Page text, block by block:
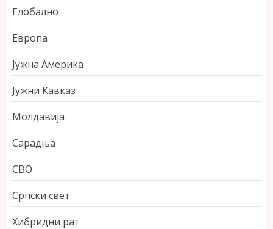
Глобално
Европа
Јужна Америка
Јужни Кавказ
Молдавија
Сарадња
СВО
Српски свет
Хибридни рат